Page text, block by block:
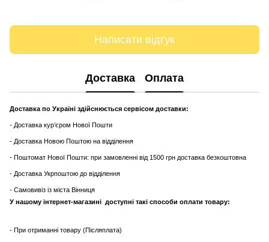
Написати відгук
Доставка Оплата
Доставка по Україні здійснюється сервісом доставки:
- Доставка кур’єром Нової Пошти
- Доставка Новою Поштою на відділення
- Поштомат Нової Пошти: при замовленні від 1500 грн доставка безкоштовна
- Доставка Укрпоштою до відділення
- Самовивіз із міста Вінниця
У нашому інтернет-магазині доступні такі способи оплати товару:
- При отриманні товару (Післяплата)